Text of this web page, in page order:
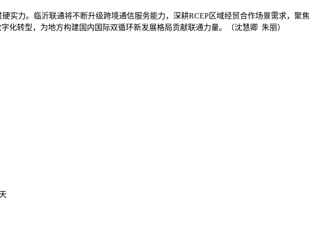
实力。临沂联通将不断升级跨境通信服务能力，深耕RCEP区域经贸合作场景需求，聚焦
化转型，为地方构建国内国际双循环新发展格局贡献联通力量。（沈慧卿 朱丽）